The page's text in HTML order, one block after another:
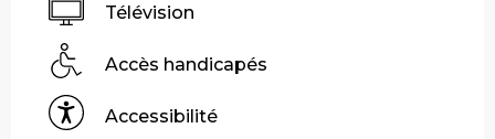
Télévision
Accès handicapés
Accessibilité